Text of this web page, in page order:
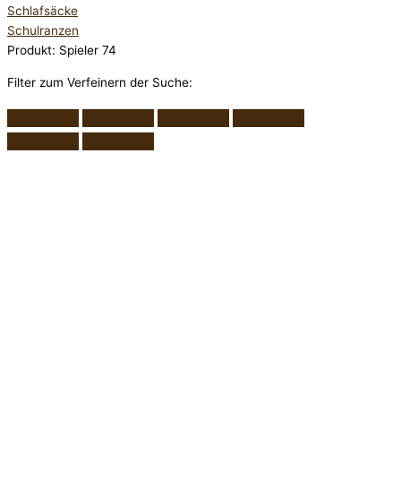
Schlafsäcke
Schulranzen
Produkt: Spieler 74
Filter zum Verfeinern der Suche: